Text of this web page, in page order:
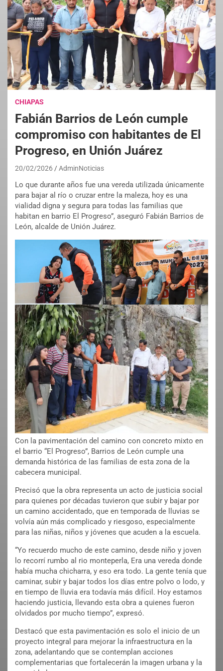
CHIAPAS
Fabián Barrios de León cumple
compromiso con habitantes de El
Progreso, en Unión Juárez
20/02/2026 AdminNoticias
Lo que durante años fue una vereda utilizada únicamente
para bajar al río o cruzar entre la maleza, hoy es una
vialidad digna y segura para todas las familias que
habitan en barrio El Progreso”, aseguró Fabián Barrios de
León, alcalde de Unión Juárez.
Con la pavimentación del camino con concreto mixto en
el barrio “El Progreso”, Barrios de León cumple una
demanda histórica de las familias de esta zona de la
cabecera municipal.
Precisó que la obra representa un acto de justicia social
para quienes por décadas tuvieron que subir y bajar por
un camino accidentado, que en temporada de lluvias se
volvía aún más complicado y riesgoso, especialmente
para las niñas, niños y jóvenes que acuden a la escuela.
“Yo recuerdo mucho de este camino, desde niño y joven
lo recorrí rumbo al rio monteperla, Era una vereda donde
había mucha chicharra, y eso era todo. La gente tenía que
caminar, subir y bajar todos los días entre polvo o lodo, y
en tiempo de lluvia era todavía más difícil. Hoy estamos
haciendo justicia, llevando esta obra a quienes fueron
olvidados por mucho tiempo”, expresó.
Destacó que esta pavimentación es solo el inicio de un
proyecto integral para mejorar la infraestructura en la
zona, adelantando que se contemplan acciones
complementarias que fortalecerán la imagen urbana y la